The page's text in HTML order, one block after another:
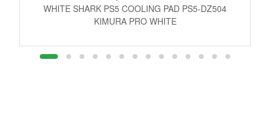
WHITE SHARK PS5 COOLING PAD PS5-DZ504
KIMURA PRO WHITE